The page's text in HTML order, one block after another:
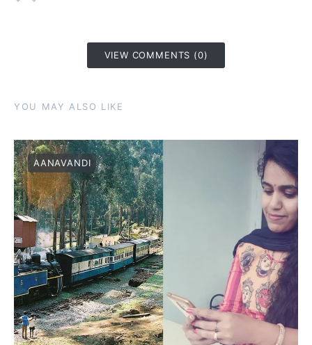
VIEW COMMENTS (0)
YOU MAY ALSO LIKE
AANAVANDI